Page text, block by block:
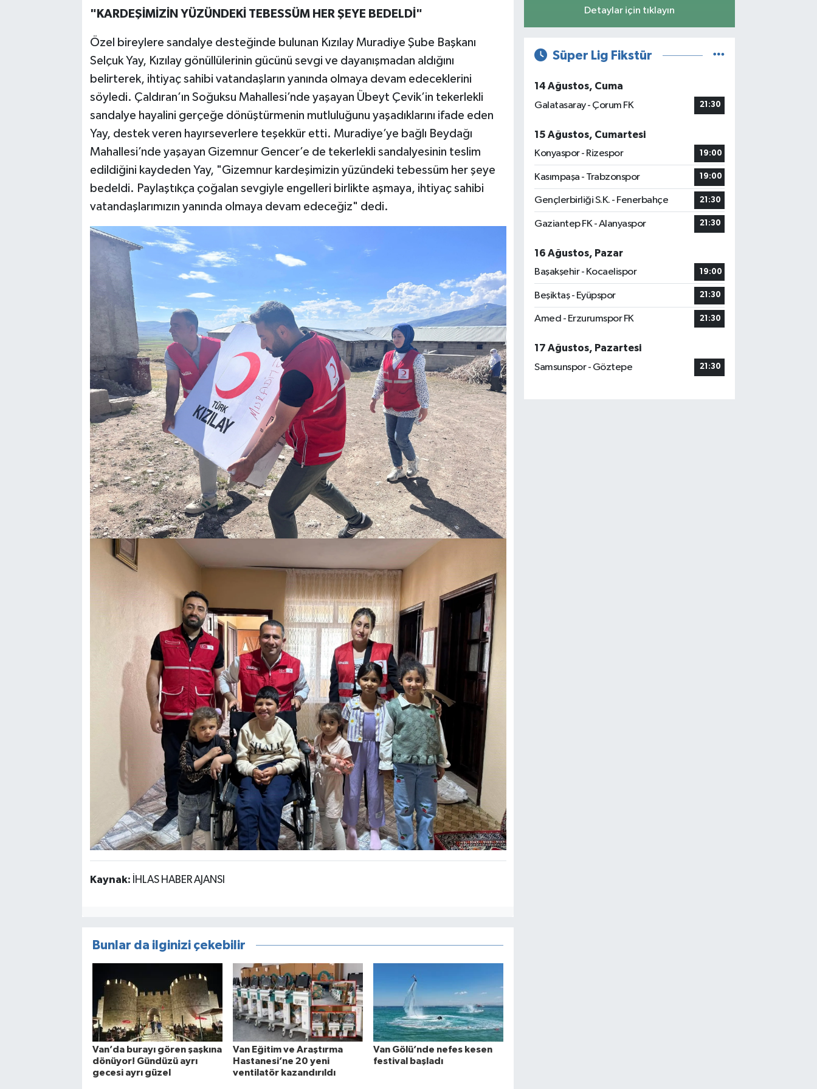
"KARDEŞİMİZİN YÜZÜNDEKİ TEBESSÜM HER ŞEYE BEDELDİ"
Özel bireylere sandalye desteğinde bulunan Kızılay Muradiye Şube Başkanı
Selçuk Yay, Kızılay gönüllülerinin gücünü sevgi ve dayanışmadan aldığını
belirterek, ihtiyaç sahibi vatandaşların yanında olmaya devam edeceklerini
söyledi. Çaldıran’ın Soğuksu Mahallesi’nde yaşayan Übeyt Çevik’in tekerlekli
sandalye hayalini gerçeğe dönüştürmenin mutluluğunu yaşadıklarını ifade eden
Yay, destek veren hayırseverlere teşekkür etti. Muradiye’ye bağlı Beydağı
Mahallesi’nde yaşayan Gizemnur Gencer’e de tekerlekli sandalyesinin teslim
edildiğini kaydeden Yay, "Gizemnur kardeşimizin yüzündeki tebessüm her şeye
bedeldi. Paylaştıkça çoğalan sevgiyle engelleri birlikte aşmaya, ihtiyaç sahibi
vatandaşlarımızın yanında olmaya devam edeceğiz" dedi.
Kaynak: İHLAS HABER AJANSI
Bunlar da ilginizi çekebilir
Van’da burayı gören şaşkına
dönüyor! Gündüzü ayrı
gecesi ayrı güzel
Van Eğitim ve Araştırma
Hastanesi’ne 20 yeni
ventilatör kazandırıldı
Van Gölü’nde nefes kesen
festival başladı
Detaylar için tıklayın
Süper Lig Fikstür
14 Ağustos, Cuma
Galatasaray - Çorum FK
21:30
15 Ağustos, Cumartesi
Konyaspor - Rizespor
19:00
Kasımpaşa - Trabzonspor 19:00
Gençlerbirliği S.K. - Fenerbahçe 21:30
Gaziantep FK - Alanyaspor 21:30
16 Ağustos, Pazar
Başakşehir - Kocaelispor
19:00
Beşiktaş - Eyüpspor 21:30
Amed - Erzurumspor FK 21:30
17 Ağustos, Pazartesi
Samsunspor - Göztepe
21:30